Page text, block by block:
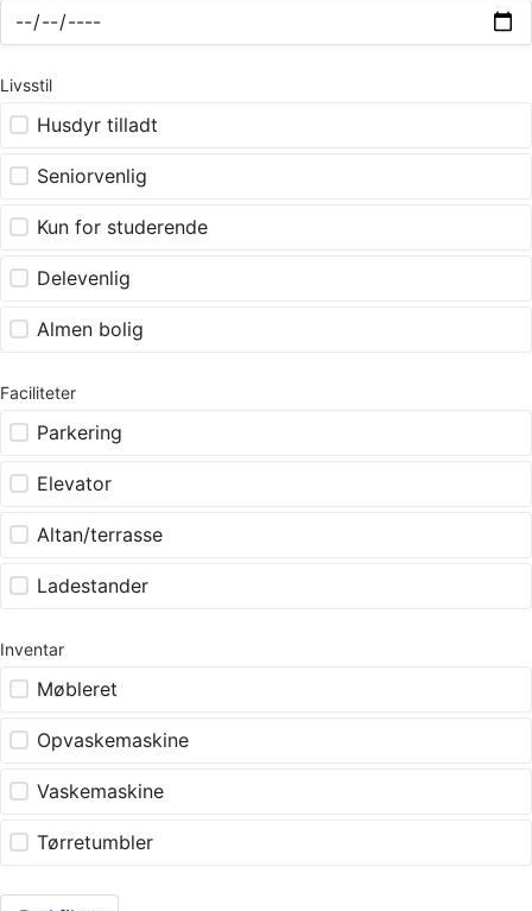
Livsstil
Husdyr tilladt
Seniorvenlig
Kun for studerende
Delevenlig
Almen bolig
Faciliteter
Parkering
Elevator
Altan/terrasse
Ladestander
Inventar
Møbleret
Opvaskemaskine
Vaskemaskine
Tørretumbler